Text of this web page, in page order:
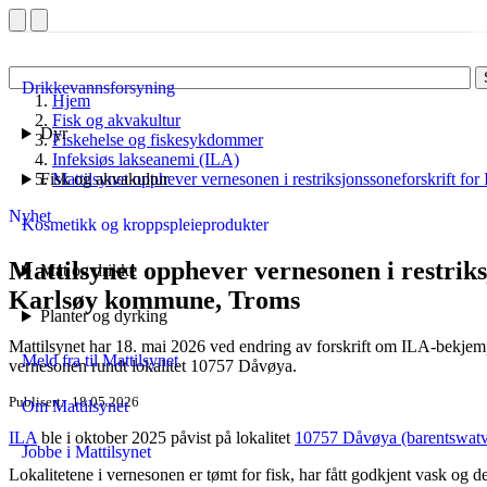
Drikkevannsforsyning
Dyr
Fisk og akvakultur
Kosmetikk og kroppspleieprodukter
Mat og drikke
Planter og dyrking
Meld fra til Mattilsynet
Om Mattilsynet
Jobbe i Mattilsynet
Hjem
Fisk og akvakultur
Fiskehelse og fiskesykdommer
Infeksiøs lakseanemi (ILA)
Mattilsynet opphever vernesonen i restriksjonssoneforskrift
Nyhet
Mattilsynet opphever vernesonen i
Karlsøy kommune, Troms
Mattilsynet har 18. mai 2026 ved endring av forskrift om ILA-
vernesonen rundt lokalitet 10757 Dåvøya.
Publisert 18.05.2026
ILA ble i oktober 2025 påvist på lokalitet 10757 Dåvøya
Lokalitetene i vernesonen er tømt for fisk, har fått godkjent vask og